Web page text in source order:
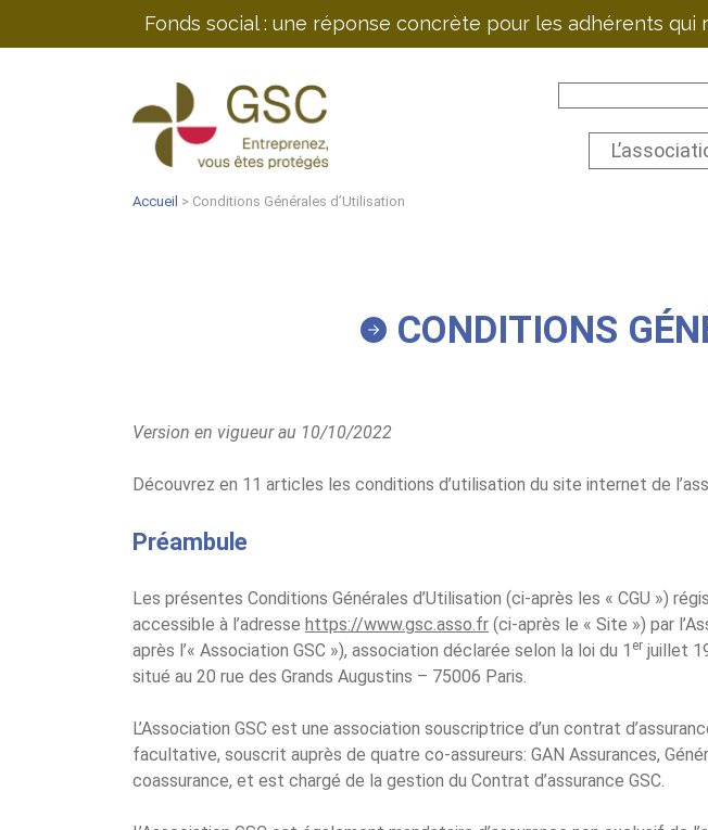
Fonds social : une réponse concrète pour les adhérents
Accueil > Conditions Générales d’Utilisation
CONDITIONS
Version en vigueur au 10/10/2022
Découvrez en 11 articles les conditions d’utilisation du site internet de
Préambule
Les présentes Conditions Générales d’Utilisation (ci-après les « CGU »)
accessible à l’adresse https://www.gsc.asso.fr (ci-après le « Site ») par
après l’« Association GSC »), association déclarée selon la loi du 1 er juillet
situé au 20 rue des Grands Augustins – 75006 Paris.
L’Association GSC est une association souscriptrice d’un contrat
facultative, souscrit auprès de quatre co-assureurs: GAN Assurances,
coassurance, et est chargé de la gestion du Contrat d’assurance GSC.